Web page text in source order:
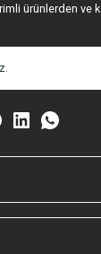
ürünlerden ve